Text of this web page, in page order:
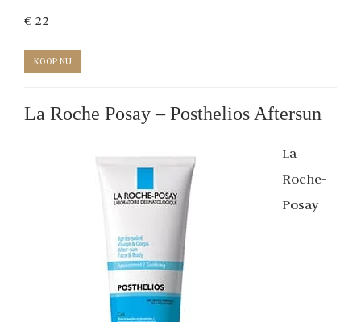
€ 22
KOOP NU
La Roche Posay – Posthelios Aftersun
La
Roche-
Posay